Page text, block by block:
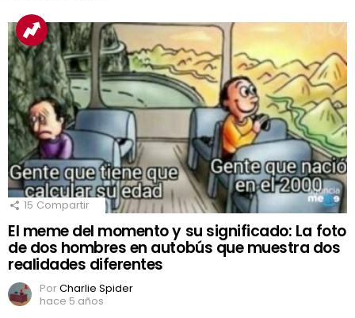
15 Compartir
El meme del momento y su significado: La foto
de dos hombres en autobús que muestra dos
realidades diferentes
PorCharlie Spider
hace 5 años